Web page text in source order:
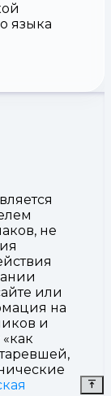
языка
не
или
на
и